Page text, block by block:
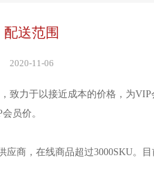
配送范围
2020-11-06
致力于以接近成本的价格，为
员价。
商，在线商品超过3000SKU。